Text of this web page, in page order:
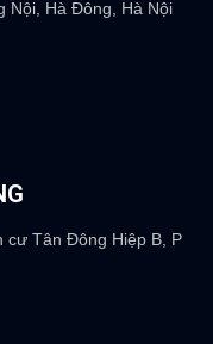
Nội, Hà Đông, Hà Nội
cư Tân Đông Hiệp B, P